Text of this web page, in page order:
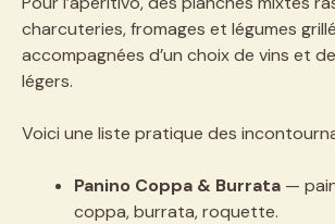
charcuteries, fromages et légumes
accompagnées d’un choix de vins et
légers.
Voici une liste pratique des
Panino Coppa & Burrata —
coppa, burrata, roquette.